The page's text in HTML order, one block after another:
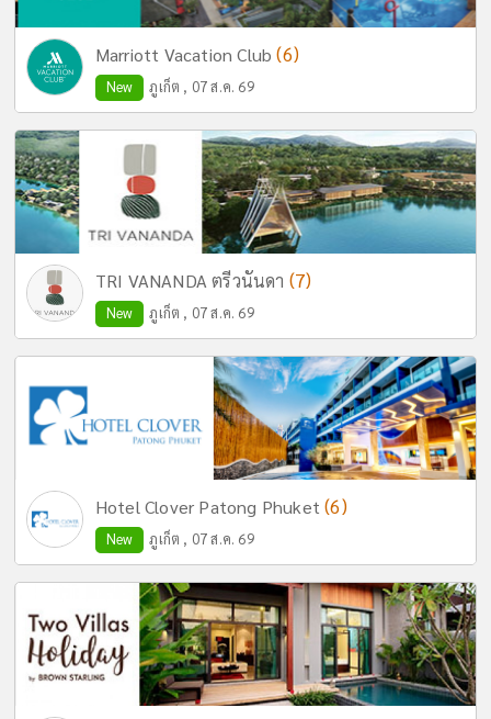
Marriott Vacation Club(6)
New ภูเก็ต , 07 ส.ค. 69
TRI VANANDA ตรีวนันดา (7)
New ภูเก็ต , 07 ส.ค. 69
Hotel Clover Patong Phuket(6)
New ภูเก็ต , 07 ส.ค. 69